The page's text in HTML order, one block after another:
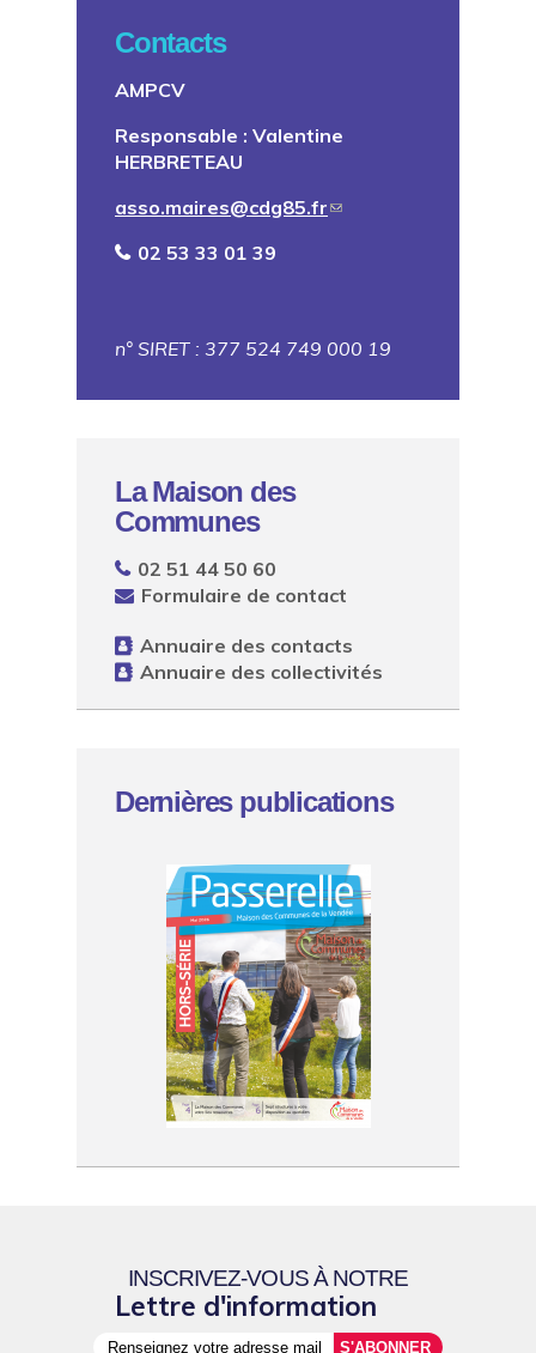
Contacts
AMPCV
Responsable : Valentine
HERBRETEAU
asso.maires@cdg85.fr
02 53 33 01 39
n° SIRET : 377 524 749 000 19
La Maison des
Communes
02 51 44 50 60
Formulaire de contact
Annuaire des contacts
Annuaire des collectivités
Dernières publications
INSCRIVEZ-VOUS À NOTRE
Lettre d'information